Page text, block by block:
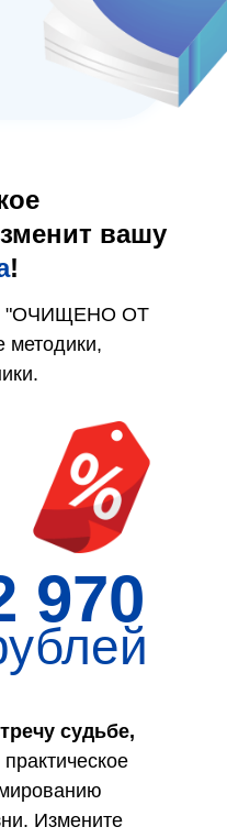
вашу
!
"ОЧИЩЕНО ОТ
970
судьбе,
Измените